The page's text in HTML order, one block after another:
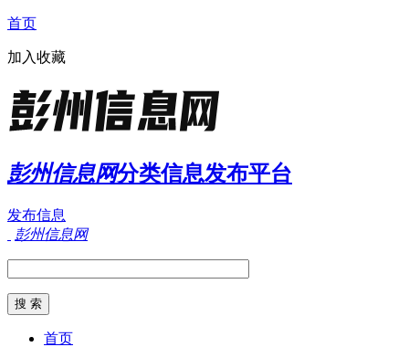
首页
加入收藏
彭州信息网分类信息发布平台
发布信息
彭州信息网
首页